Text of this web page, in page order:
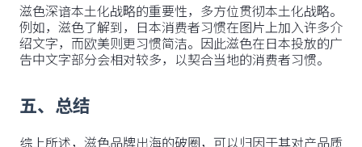
滋色深谙本土化战略的重要性，多方位贯彻本土化战略。
例如，滋色了解到，日本消费者习惯在图片上加入许多介
绍文字，而欧美则更习惯简洁。因此滋色在日本投放的广
告中文字部分会相对较多，以契合当地的消费者习惯。
五、总结
综上所述，滋色品牌出海的破圈，可以归因于其对产品质